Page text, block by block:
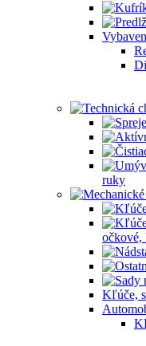
ruky
očkové,
Kľúče,